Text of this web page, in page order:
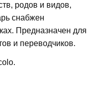
родов и видов,
снабжен
Предназначен для
и переводчиков.